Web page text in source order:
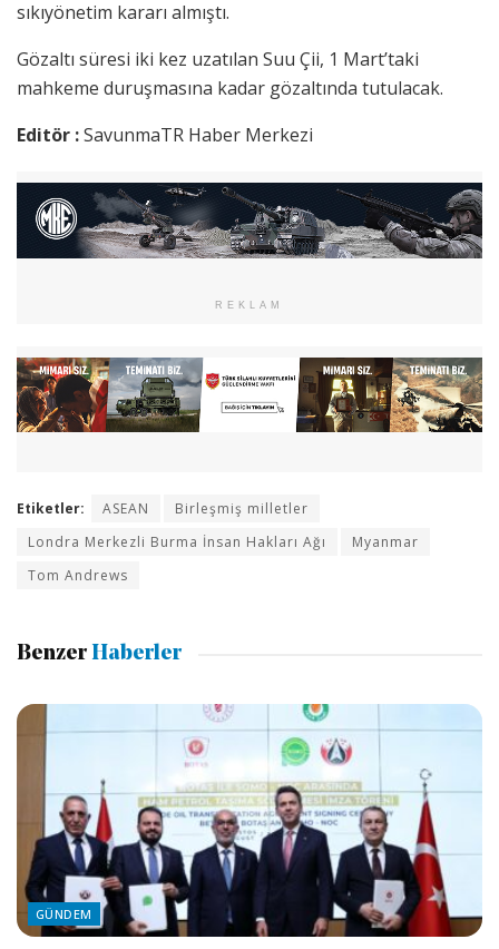
sıkıyönetim kararı almıştı.
Gözaltı süresi iki kez uzatılan Suu Çii, 1 Mart’taki
mahkeme duruşmasına kadar gözaltında tutulacak.
Editör :SavunmaTR Haber Merkezi
REKLAM
Etiketler: ASEAN
Birleşmiş milletler
Londra Merkezli Burma İnsan Hakları Ağı
Myanmar
Tom Andrews
Benzer Haberler
GÜNDEM